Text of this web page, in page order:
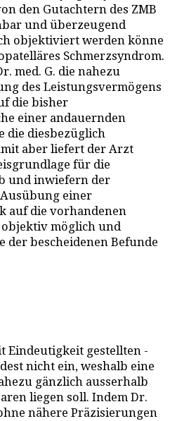
den Gutachtern des ZMB
und überzeugend
objektiviert werden könne
Schmerzsyndrom.
med. G. die nahezu
des Leistungsvermögens
die bisher
einer andauernden
die diesbezüglich
aber liefert der Arzt
für die
und inwiefern der
einer
auf die vorhandenen
objektiv möglich und
der bescheidenen Befunde
Eindeutigkeit gestellten -
nicht ein, weshalb eine
gänzlich ausserhalb
liegen soll. Indem Dr.
nähere Präzisierungen